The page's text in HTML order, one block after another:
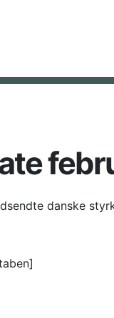
danske